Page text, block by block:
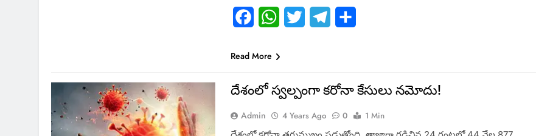
FacebookWhatsApp
Twitter Telegram
Read More
దేశంలో స్వల్పంగా కరోనా కేసులు నమోదు!
Admin 4 Years Ago 0
1 Min